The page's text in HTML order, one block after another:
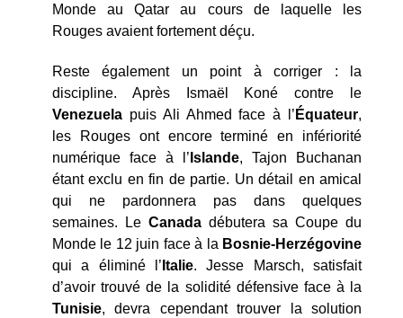
Monde au Qatar au cours de laquelle les
Rouges avaient fortement déçu.
Reste également un point à corriger : la
discipline. Après Ismaël Koné contre le
Venezuela puis Ali Ahmed face à l’ Équateur,
les Rouges ont encore terminé en infériorité
numérique face à l’ Islande, Tajon Buchanan
étant exclu en fin de partie. Un détail en amical
qui ne pardonnera pas dans quelques
semaines. Le Canada débutera sa Coupe du
Monde le 12 juin face à la Bosnie-Herzégovine
qui a éliminé l’ Italie. Jesse Marsch, satisfait
d’avoir trouvé de la solidité défensive face à la
Tunisie, devra cependant trouver la solution